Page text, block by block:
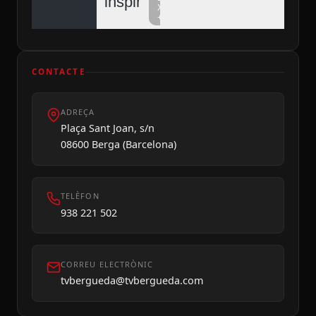
Dilluns 10
Xarxa
+
CONTACTE
ADREÇA
Plaça Sant Joan, s/n
08600 Berga (Barcelona)
TELÈFON
938 221 502
CORREU ELECTRÒNIC
tvbergueda@tvbergueda.com